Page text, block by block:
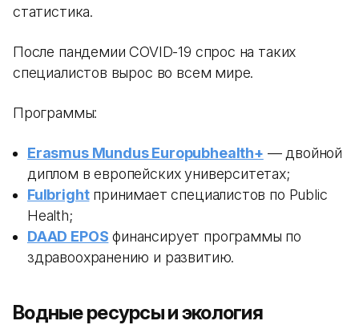
статистика.
После пандемии COVID-19 спрос на таких
специалистов вырос во всем мире.
Программы:
Erasmus Mundus Europubhealth+ — двойной
диплом в европейских университетах;
Fulbrightпринимает специалистов по Public
Health;
DAAD EPOS финансирует программы по
здравоохранению и развитию.
Водные ресурсы и экология